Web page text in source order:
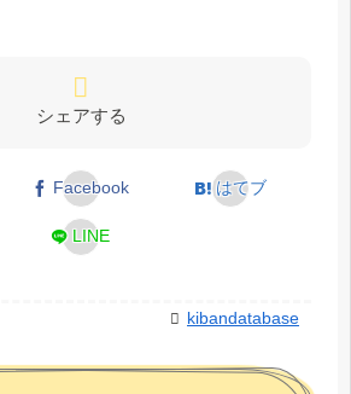
シェアする
Facebook はてブ
LINE
kibandatabase